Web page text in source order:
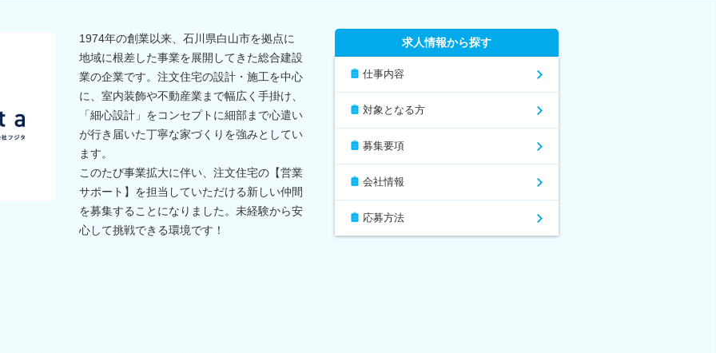
1974年の創業以来、石川県白山市を拠点に
地域に根差した事業を展開してきた総合建設
業の企業です。注文住宅の設計・施工を中心
に、室内装飾や不動産業まで幅広く手掛け、
「細心設計」をコンセプトに細部まで心遣い
が行き届いた丁寧な家づくりを強みとしてい
ます。
このたび事業拡大に伴い、注文住宅の【営業
サポート】を担当していただける新しい仲間
を募集することになりました。未経験から安
心して挑戦できる環境です！
求人情報から探す
仕事内容
対象となる方
募集要項
会社情報
応募方法